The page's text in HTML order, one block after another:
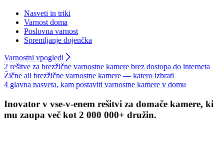
Nasveti in triki
Varnost doma
Poslovna varnost
Spremljanje dojenčka
Varnostni vpogledi
2 rešitve za brezžične varnostne kamere brez dostopa do interneta
Žične ali brezžične varnostne kamere — katero izbrati
4 glavna nasveta, kam postaviti varnostne kamere v domu
Inovator v vse-v-enem rešitvi za domače kamere, ki
mu zaupa več kot 2 000 000+ družin.